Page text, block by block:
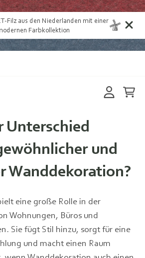
Filz aus den Niederlanden mit einer
Farbkollektion
Unterschied
und
Wanddekoration?
eine große Rolle in der
Wohnungen, Büros und
Sie fügt Stil hinzu, sorgt für eine
und macht einen Raum